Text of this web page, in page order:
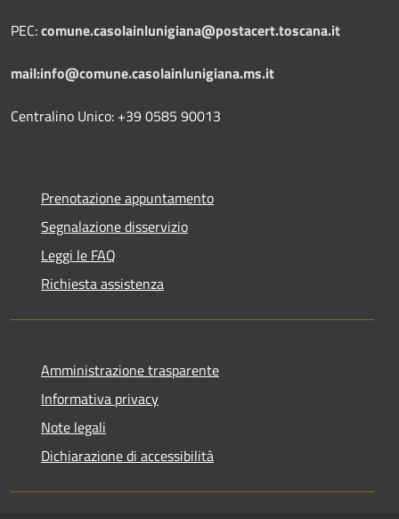
PEC:comune.casolainlunigiana@postacert.toscana.it
mail:info@comune.casolainlunigiana.ms.it
Centralino Unico: +39 0585 90013
Prenotazione appuntamento
Segnalazione disservizio
Leggi le FAQ
Richiesta assistenza
Amministrazione trasparente
Informativa privacy
Note legali
Dichiarazione di accessibilità